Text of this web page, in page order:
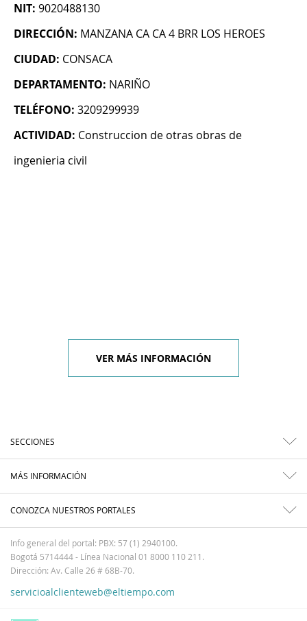
NIT: 9020488130
DIRECCIÓN: MANZANA CA CA 4 BRR LOS HEROES
CIUDAD: CONSACA
DEPARTAMENTO: NARIÑO
TELÉFONO: 3209299939
ACTIVIDAD: Construccion de otras obras de
ingenieria civil
VER MÁS INFORMACIÓN
SECCIONES
MÁS INFORMACIÓN
CONOZCA NUESTROS PORTALES
Info general del portal: PBX: 57 (1) 2940100.
Bogotá 5714444 - Línea Nacional 01 8000 110 211.
Dirección: Av. Calle 26 # 68B-70.
servicioalclienteweb@eltiempo.com